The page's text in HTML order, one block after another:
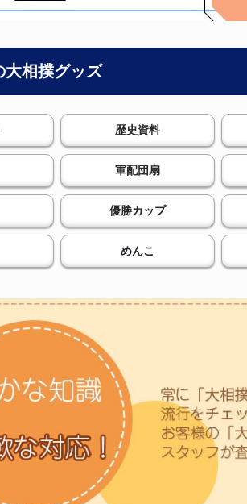
大相撲グッズ
歴史資料
軍配団扇
優勝カップ
めんこ